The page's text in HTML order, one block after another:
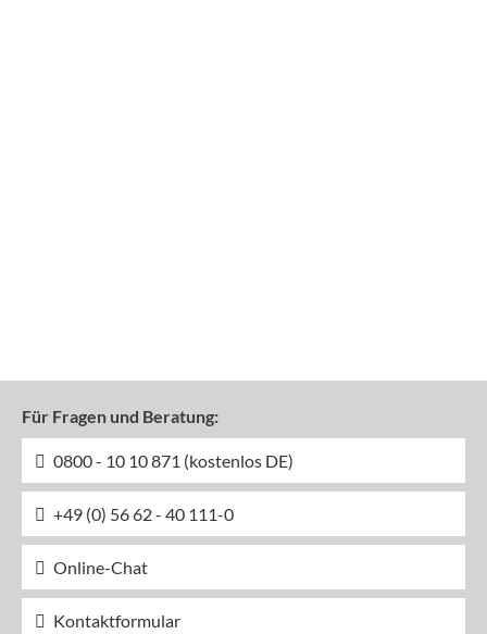
Für Fragen und Beratung:
0800 - 10 10 871 (kostenlos DE)
+49 (0) 56 62 - 40 111-0
Online-Chat
Kontaktformular